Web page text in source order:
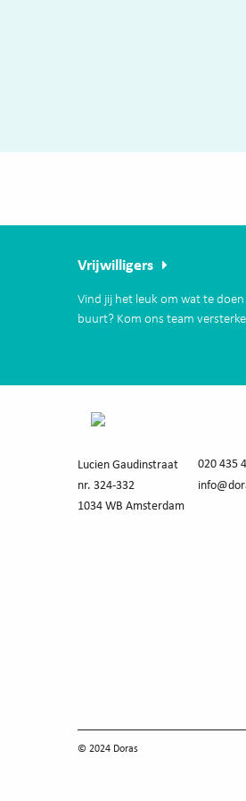
Vrijwilligers
Vind jij het leuk om wat te
buurt? Kom ons team
Lucien Gaudinstraat
nr. 324-332
1034 WB Amsterdam
020 435
© 2024 Doras